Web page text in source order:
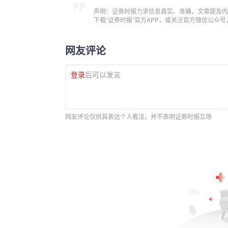
声明：证券时报力求信息真实、准确，文章提及
下载“证券时报”官方APP，或关注官方微信公众
网友评论
登录后可以发言
网友评论仅供其表达个人看法，并不表明证券时报立场